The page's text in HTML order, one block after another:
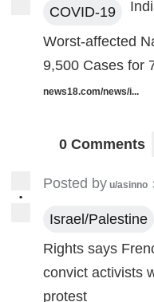
COVID-19
Worst-affected
9,500 Cases for
news18.com/news/i...
0 Comments
•
Posted by u/asinno
Israel/Palestine
Rights says
convict activists
protest